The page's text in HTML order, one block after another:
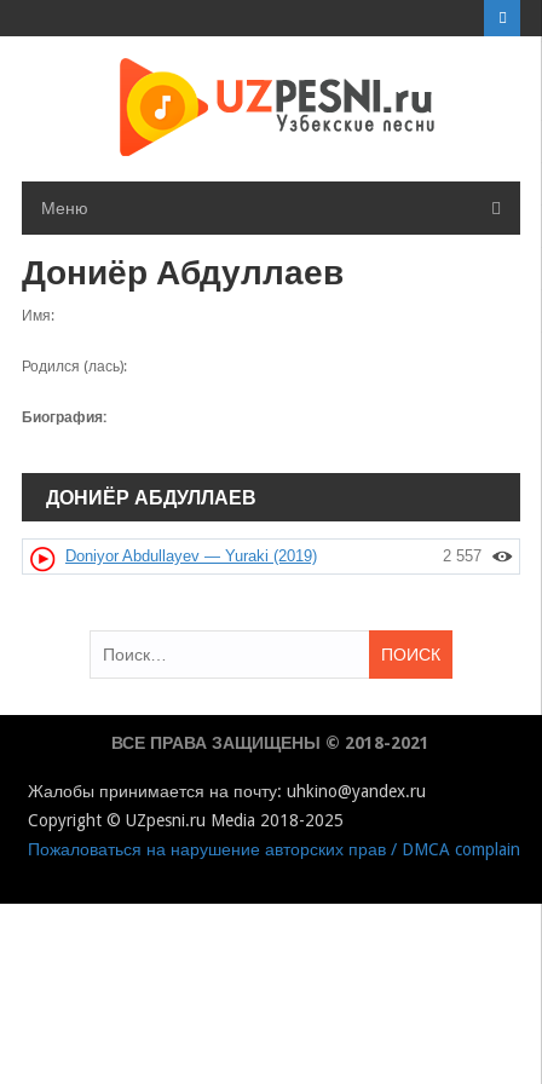
Меню
Дониёр Абдуллаев
Имя:
Родился (лась):
Биография:
ДОНИЁР АБДУЛЛАЕВ
2 557
Doniyor Abdullayev — Yuraki (2019)
ВСЕ ПРАВА ЗАЩИЩЕНЫ © 2018-2021
Жалобы принимается на почту: uhkino@yandex.ru
Copyright © UZpesni.ru Media 2018-2025
Пожаловаться на нарушение авторских прав / DMCA complain